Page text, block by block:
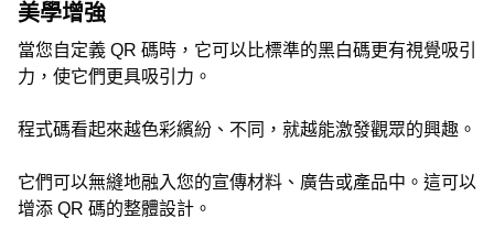
美學增強
當您自定義 QR 碼時，它可以比標準的黑白碼更有視覺吸引
力，使它們更具吸引力。
程式碼看起來越色彩繽紛、不同，就越能激發觀眾的興趣。
它們可以無縫地融入您的宣傳材料、廣告或產品中。這可以
增添 QR 碼的整體設計。